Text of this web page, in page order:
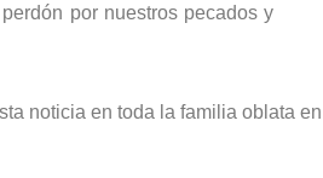
por nuestros pecados y
noticia en toda la familia oblata en